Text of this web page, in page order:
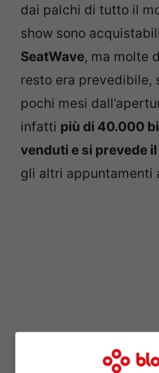
dai palchi di tutto il
show sono
SeatWave, ma molte
resto era prevedibile,
pochi mesi
infatti più di 40.000
venduti e si prevede
gli altri appuntamenti